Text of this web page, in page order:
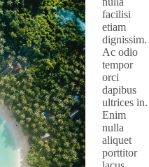
facilisi
etiam
dignissim.
Ac odio
tempor
orci
dapibus
ultrices in.
Enim
nulla
aliquet
porttitor